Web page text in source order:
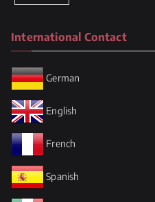
International Contact
German
English
French
Spanish